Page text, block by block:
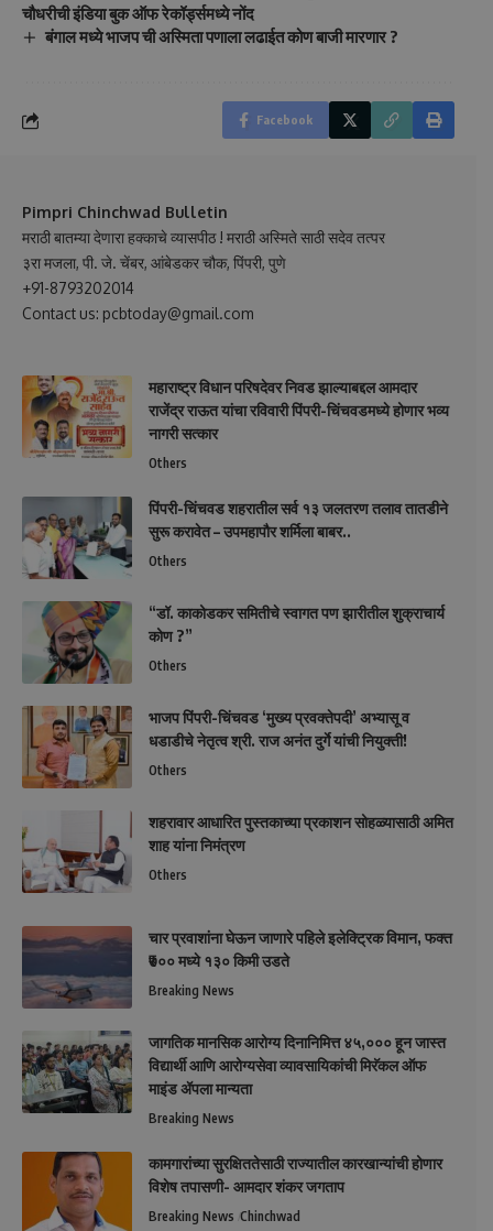
चौधरीची इंडिया बुक ऑफ रेकॉर्ड्समध्ये नोंद
बंगाल मध्ये भाजप ची अस्मिता पणाला लढाईत कोण बाजी मारणार ?
Facebook
Pimpri Chinchwad Bulletin
मराठी बातम्या देणारा हक्काचे व्यासपीठ ! मराठी अस्मिते साठी सदेव तत्पर
३रा मजला, पी. जे. चेंबर, आंबेडकर चौक, पिंपरी, पुणे
+91-8793202014
Contact us: pcbtoday@gmail.com
महाराष्ट्र विधान परिषदेवर निवड झाल्याबद्दल आमदार
राजेंद्र राऊत यांचा रविवारी पिंपरी-चिंचवडमध्ये होणार भव्य
नागरी सत्कार
Others
पिंपरी-चिंचवड शहरातील सर्व १३ जलतरण तलाव तातडीने
सुरू करावेत – उपमहापौर शर्मिला बाबर..
Others
“डॉ. काकोडकर समितीचे स्वागत पण झारीतील शुक्राचार्य
कोण ?”
Others
भाजप पिंपरी-चिंचवड ‘मुख्य प्रवक्तेपदी’ अभ्यासू व
धडाडीचे नेतृत्व श्री. राज अनंत दुर्गे यांची नियुक्ती!
Others
शहरावार आधारित पुस्तकाच्या प्रकाशन सोहळ्यासाठी अमित
शाह यांना निमंत्रण
Others
चार प्रवाशांना घेऊन जाणारे पहिले इलेक्ट्रिक विमान, फक्त
₹७०० मध्ये १३० किमी उडते
Breaking News
जागतिक मानसिक आरोग्य दिनानिमित्त ४५,००० हून जास्त
विद्यार्थी आणि आरोग्यसेवा व्यावसायिकांची मिरॅकल ऑफ
माइंड ॲपला मान्यता
Breaking News
कामगारांच्या सुरक्षिततेसाठी राज्यातील कारखान्यांची होणार
विशेष तपासणी- आमदार शंकर जगताप
Breaking News Chinchwad